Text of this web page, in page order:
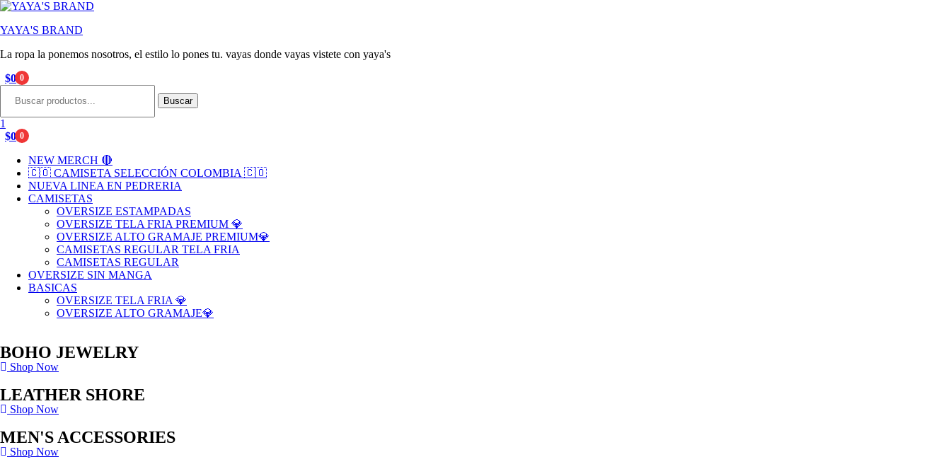
YAYA'S BRAND
La ropa la ponemos nosotros, el estilo lo pones tu. vayas donde vayas vistete con yaya's
0
$0
Buscar
1
0
$0
NEW MERCH 🔴
🇨🇴 CAMISETA SELECCIÓN COLOMBIA 🇨🇴
NUEVA LINEA EN PEDRERIA
CAMISETAS
OVERSIZE ESTAMPADAS
OVERSIZE TELA FRIA PREMIUM 💎
OVERSIZE ALTO GRAMAJE PREMIUM💎
CAMISETAS REGULAR TELA FRIA
CAMISETAS REGULAR
OVERSIZE SIN MANGA
BASICAS
OVERSIZE TELA FRIA 💎
OVERSIZE ALTO GRAMAJE💎
BOHO JEWELRY
Shop Now
LEATHER SHORE
Shop Now
MEN'S ACCESSORIES
Shop Now